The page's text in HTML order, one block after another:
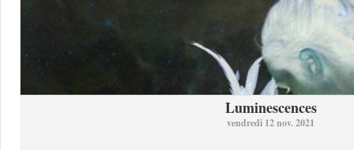
Luminescences
vendredi 12 nov. 2021